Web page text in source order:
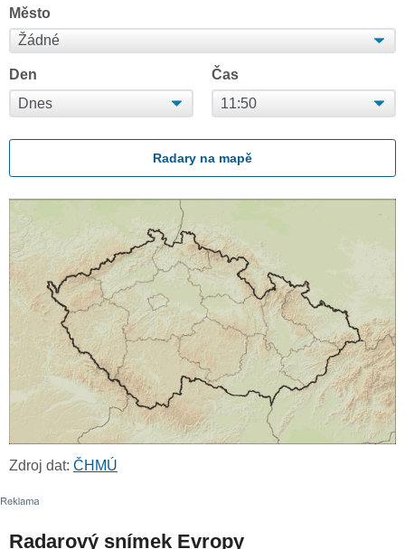
Město
Den Čas
Radary na mapě
Zdroj dat: ČHMÚ
Radarový snímek Evropy